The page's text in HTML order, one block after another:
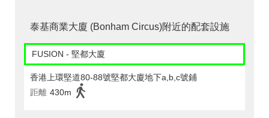
泰基商業大廈 (Bonham Circus)附近的配套設施
FUSION - 堅都大廈
香港上環堅道80-88號堅都大廈地下a,b,c號鋪
距離 430m